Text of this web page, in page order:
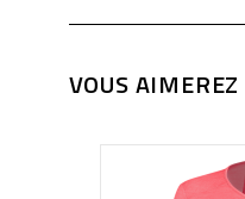
VOUS